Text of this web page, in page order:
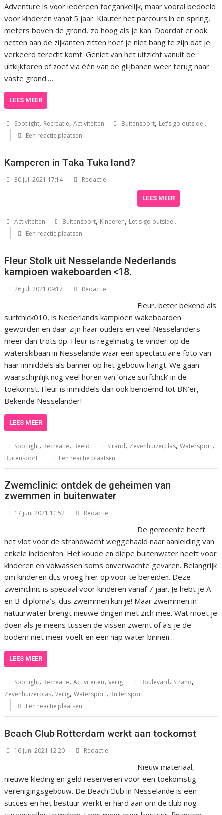
Adventure is voor iedereen toegankelijk, maar vooral bedoeld
voor kinderen vanaf 5 jaar. Klauter het parcours in en spring,
meters boven de grond, zo hoog als je kan. Doordat er ook
netten aan de zijkanten zitten hoef je niet bang te zijn dat je
verkeerd terecht komt. Geniet van het uitzicht vanuit de
uitkijktoren of zoef via één van de glijbanen weer terug naar
vaste grond.…
LEES MEER
Spotlight, Recreatie,Activiteiten Buitensport, Let's go outside...
Een reactie plaatsen
Kamperen in Taka Tuka land?
30 juli 2021 17:14 Redactie
LEES MEER
Activiteiten Buitensport, Kinderen, Let's go outside...
Een reactie plaatsen
Fleur Stolk uit Nesselande Nederlands
kampioen wakeboarden <18.
26 juli 2021 09:17 Redactie
Fleur, beter bekend als
surfchick010, is Nederlands kampioen wakeboarden
geworden en daar zijn haar ouders en veel Nesselanders
meer dan trots op. Fleur is regelmatig te vinden op de
waterskibaan in Nesselande waar een spectaculaire foto van
haar inmiddels als banner op het gebouw hangt. We gaan
waarschijnlijk nog veel horen van ‘onze surfchick’ in de
toekomst. Fleur is inmiddels dan ook benoemd tot BN’er,
Bekende Nesselander!
LEES MEER
Spotlight, Recreatie, Beeld Strand, Zevenhuizerplas,Watersport,
Buitensport Een reactie plaatsen
Zwemclinic: ontdek de geheimen van
zwemmen in buitenwater
17 juni 2021 10:52 Redactie
De gemeente heeft
het vlot voor de strandwacht weggehaald naar aanleiding van
enkele incidenten. Het koude en diepe buitenwater heeft voor
kinderen en volwassen soms onverwachte gevaren. Belangrijk
om kinderen dus vroeg hier op voor te bereiden. Deze
zwemclinic is speciaal voor kinderen vanaf 7 jaar. Je hebt je A
en B-diploma’s, dus zwemmen kun je! Maar zwemmen in
natuurwater brengt nieuwe dingen met zich mee. Wat moet je
doen als je ineens tussen de vissen zwemt of als je de
bodem niet meer voelt en een hap water binnen…
LEES MEER
Spotlight, Recreatie,Activiteiten,Veilig Boulevard, Strand,
Zevenhuizerplas,Veilig,Watersport, Buitensport
Een reactie plaatsen
Beach Club Rotterdam werkt aan toekomst
16 juni 2021 12:20 Redactie
Nieuw materiaal,
nieuwe kleding en geld reserveren voor een toekomstig
verenigingsgebouw. De Beach Club in Nesselande is een
succes en het bestuur werkt er hard aan om de club nog